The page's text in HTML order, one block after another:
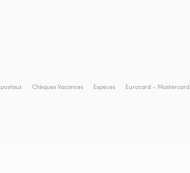
Chèques Vacances Espèces
Eurocard – Mastercard